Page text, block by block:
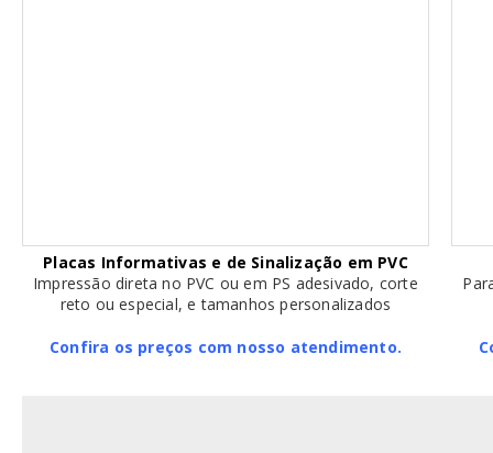
Placas Informativas e de Sinalização em PVC
Impressão direta no PVC ou em PS adesivado, corte
reto ou especial, e tamanhos personalizados
Confira os preços com nosso atendimento.